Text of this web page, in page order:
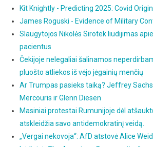
Kit Knightly - Predicting 2025: Covid
James Roguski - Evidence of Military
Slaugytojos Nikolės Sirotek liudijimas
pacientus
Čekijoje nelegaliai šalinamos
pluošto atliekos iš vėjo jėgainių menčių
Ar Trumpas pasieks taiką? Jeffrey
Mercouris ir Glenn Diesen
Masiniai protestai Rumunijoje dėl
atskleidžia savo antidemokratinį veidą.
„Vergai nekovoja“: AfD atstovė Alice